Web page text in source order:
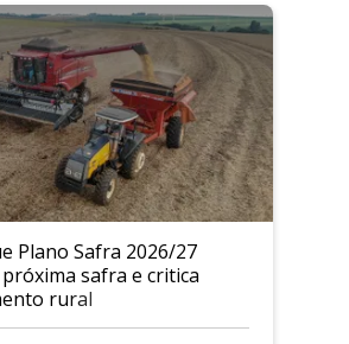
Plano Safra 2026/27
safra e critica
rural